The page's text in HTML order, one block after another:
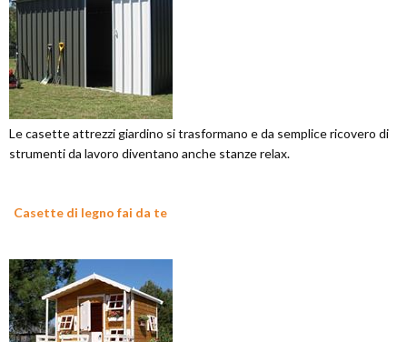
Le casette attrezzi giardino si trasformano e da semplice ricovero di
strumenti da lavoro diventano anche stanze relax.
Casette di legno fai da te